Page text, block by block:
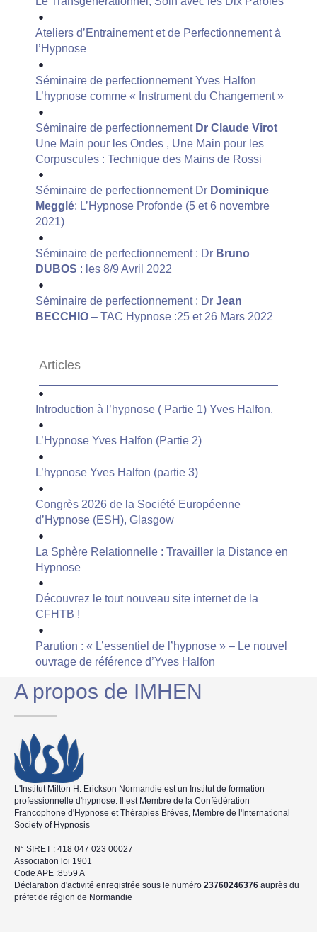
Ateliers d’Entrainement et de Perfectionnement à
l’Hypnose
Séminaire de perfectionnement Yves Halfon
L’hypnose comme « Instrument du Changement »
Séminaire de perfectionnement Dr Claude Virot
Une Main pour les Ondes , Une Main pour les
Corpuscules : Technique des Mains de Rossi
Séminaire de perfectionnement Dr Dominique
Megglé: L’Hypnose Profonde (5 et 6 novembre
2021)
Séminaire de perfectionnement : Dr Bruno
DUBOS : les 8/9 Avril 2022
Séminaire de perfectionnement : Dr Jean
BECCHIO – TAC Hypnose :25 et 26 Mars 2022
Articles
Introduction à l’hypnose ( Partie 1) Yves Halfon.
L’Hypnose Yves Halfon (Partie 2)
L’hypnose Yves Halfon (partie 3)
Congrès 2026 de la Société Européenne
d’Hypnose (ESH), Glasgow
La Sphère Relationnelle : Travailler la Distance en
Hypnose
Découvrez le tout nouveau site internet de la
CFHTB !
Parution : « L’essentiel de l’hypnose » – Le nouvel
ouvrage de référence d’Yves Halfon
A propos de IMHEN
L'Institut Milton H. Erickson Normandie est un Institut de formation
professionnelle d'hypnose. Il est Membre de la Confédération
Francophone d'Hypnose et Thérapies Brèves, Membre de l'International
Society of Hypnosis
N° SIRET : 418 047 023 00027
Association loi 1901
Code APE :8559 A
Déclaration d'activité enregistrée sous le numéro 23760246376 auprès du
préfet de région de Normandie